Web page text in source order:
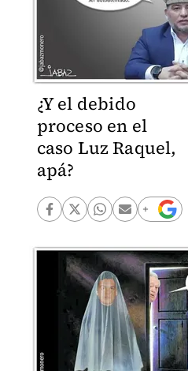
¿Y el debido
proceso en el
caso Luz Raquel,
apá?